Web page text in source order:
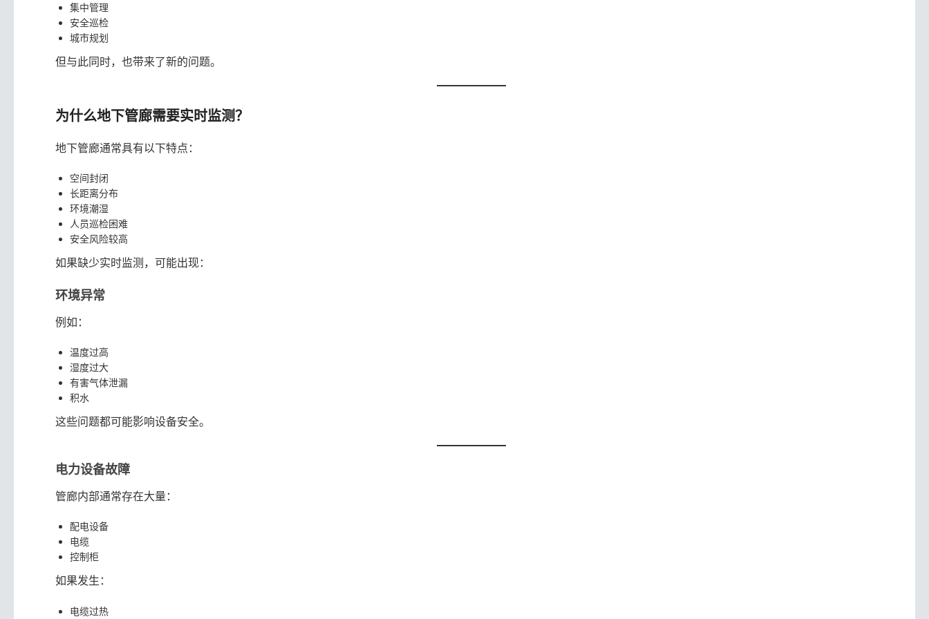
集中管理
安全巡检
城市规划
但与此同时，也带来了新的问题。
为什么地下管廊需要实时监测？
地下管廊通常具有以下特点：
空间封闭
长距离分布
环境潮湿
人员巡检困难
安全风险较高
如果缺少实时监测，可能出现：
环境异常
例如：
温度过高
湿度过大
有害气体泄漏
积水
这些问题都可能影响设备安全。
电力设备故障
管廊内部通常存在大量：
配电设备
电缆
控制柜
如果发生：
电缆过热